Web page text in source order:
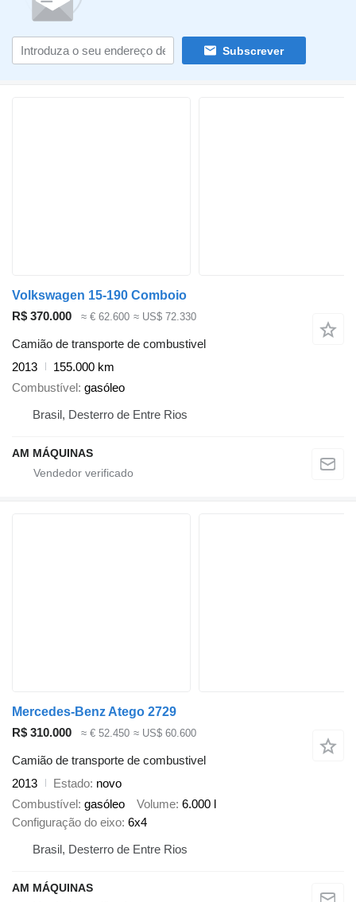
Subscrever
Volkswagen 15-190 Comboio
R$ 370.000
≈ € 62.600 ≈ US$ 72.330
Camião de transporte de combustivel
2013
155.000 km
Combustível gasóleo
Brasil, Desterro de Entre Rios
AM MÁQUINAS
Mercedes-Benz Atego 2729
R$ 310.000
≈ € 52.450 ≈ US$ 60.600
Camião de transporte de combustivel
2013
Estado novo
Combustível gasóleo Volume 6.000 l
Configuração do eixo 6x4
Brasil, Desterro de Entre Rios
AM MÁQUINAS